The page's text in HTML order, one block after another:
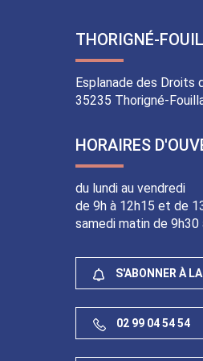
le
compte
la
chaîne
THORIGNÉ-
Esplanade des Droits
35235 Thorigné-
HORAIRES
du lundi au vendredi
de 9h à 12h15 et de
samedi matin de 9h30
S'ABONNER À
02 99 04 54 54